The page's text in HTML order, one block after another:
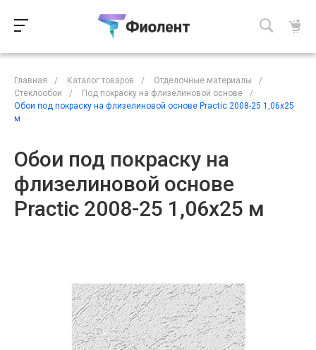
Главная / Каталог товаров / Отделочные материалы
/
Стеклообои
/ Под покраску на флизелиновой основе
/
Обои под покраску на флизелиновой основе Practiс 2008-25 1,06х25
м
Обои под покраску на
флизелиновой основе
Practiс 2008-25 1,06х25 м